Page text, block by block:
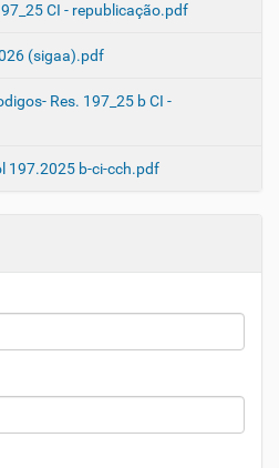
CI - republicação.pdf
(sigaa).pdf
Res. 197_25 b CI -
197.2025 b-ci-cch.pdf